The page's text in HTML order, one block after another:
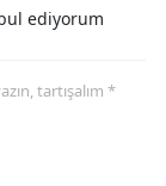
ediyorum
tartışalım *